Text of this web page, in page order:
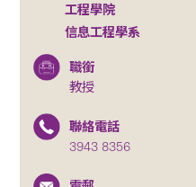
工程學院
信息工程學系
職銜
教授
聯絡電話
3943 8356